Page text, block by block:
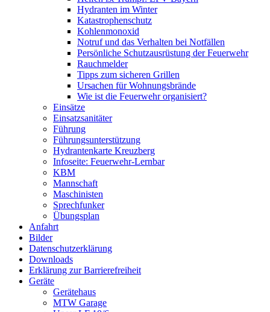
Hydranten im Winter
Katastrophenschutz
Kohlenmonoxid
Notruf und das Verhalten bei Notfällen
Persönliche Schutzausrüstung der Feuerwehr
Rauchmelder
Tipps zum sicheren Grillen
Ursachen für Wohnungsbrände
Wie ist die Feuerwehr organisiert?
Einsätze
Einsatzsanitäter
Führung
Führungsunterstützung
Hydrantenkarte Kreuzberg
Infoseite: Feuerwehr-Lernbar
KBM
Mannschaft
Maschinisten
Sprechfunker
Übungsplan
Anfahrt
Bilder
Datenschutzerklärung
Downloads
Erklärung zur Barriere­frei­heit
Geräte
Gerätehaus
MTW Garage